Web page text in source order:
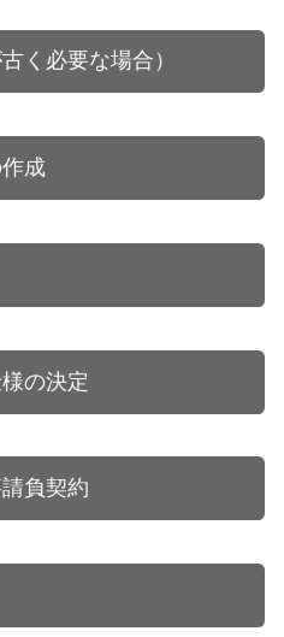
く必要な場合）
成
の決定
負契約